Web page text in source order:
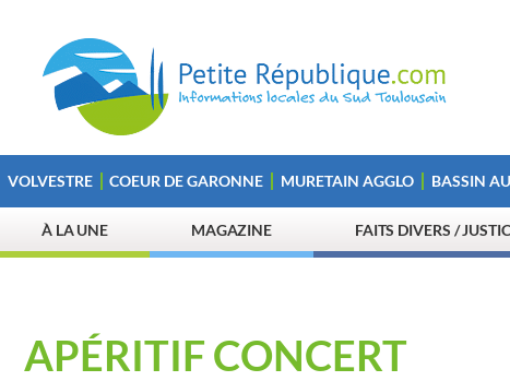
VOLVESTRE COEUR DE GARONNE MURETAIN AGGLO BASSIN
À LA UNE MAGAZINE FAITS DIVERS /
APÉRITIF CONCERT